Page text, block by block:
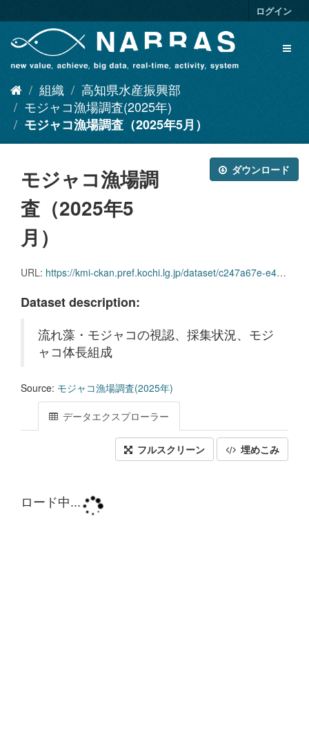
キ
ログイン
組織
高知県水産振興部
モジャコ漁場調査(2025年)
モジャコ漁場調査（2025年5月）
ダウンロード
モジャコ漁場調
査（2025年5
月）
URL: https://kmi-ckan.pref.kochi.lg.jp/dataset/c247a67e-e4ea-4a42-b04f-fdf9fe6c2a9f/resource/d16cf1bc-53e6-4c2d-9b07-0bc71901064d/download/mojakogyojouchousa2025-5.xlsx
Dataset description:
流れ藻・モジャコの視認、採集状況、モジ
ャコ体長組成
Source: モジャコ漁場調査(2025年)
データエクスプローラー
フルスクリーン 埋めこみ